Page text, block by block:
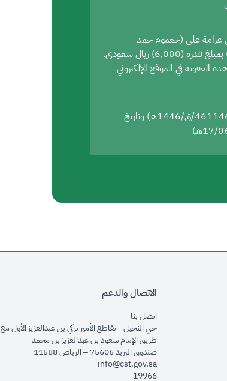
غرامة على (جعموم حمد
(6,000) ريال سعودي.
العقوبة في الموقع الإلكتروني
رقم (46114621/ق/1446هـ) وتاريخ
opens
opens
opens
opens in
الاتصال والدعم
اتصل بنا
حي النخيل - تقاطع الأمير تركي بن عبدالعزيز الأول مع
طريق الإمام سعود بن عبدالعزيز بن محمد
صندوق البريد 75606 – الرياض 11588
info@cst.gov.sa
19966